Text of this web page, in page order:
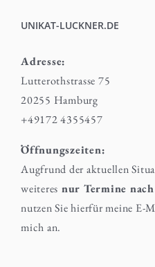
UNIKAT-LUCKNER.DE
Adresse:
Lutterothstrasse 75
20255 Hamburg
+49172 4355457
Öffnungszeiten:
Augfrund der aktuellen
weiteres nur Termine
nutzen Sie hierfür meine E-
mich an.